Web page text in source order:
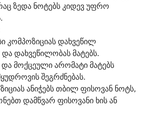
ზედა ნოტებს კიდევ უფრო
კომპოზიციას დახვეწილ
დახვეწილობას მატებს.
მოქცეული არომატი მატებს
შეგრძნებას.
ანიჭებს თბილ ფისოვან ნოტს,
დამწვარ ფისოვანი ხის ან